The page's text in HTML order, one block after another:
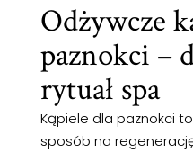
Odżywcze
paznokci –
rytuał spa
Kąpiele dla paznokci
sposób na